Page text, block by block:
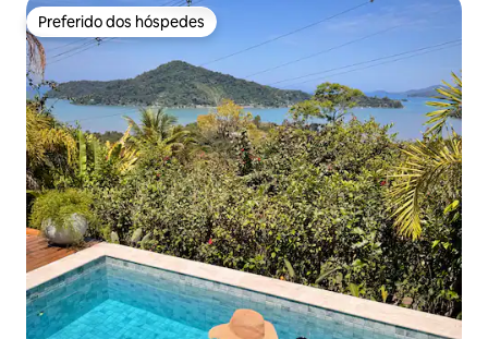
Preferido dos hóspedes
Preferido dos hóspedes